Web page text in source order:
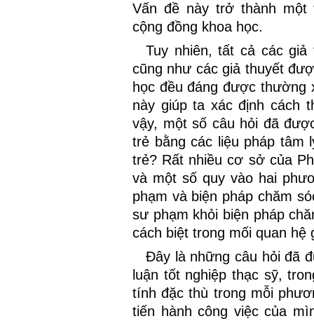
Vấn đề này trở thành
cộng đồng khoa học.
Tuy nhiên, tất cả các
cũng như các giả thuyết
học đều đáng được thường
này giúp ta xác định cách
vậy, một số câu hỏi đã
trẻ bằng các liệu pháp tâm
trẻ? Rất nhiều cơ sở của
và một số quy vào hai
phạm và biện pháp chăm
sư phạm khỏi biện pháp
cách biệt trong mối quan hệ
Đây là những câu hỏi đã
luận tốt nghiệp thạc sỹ,
tính đặc thù trong mỗi
tiến hành công việc của